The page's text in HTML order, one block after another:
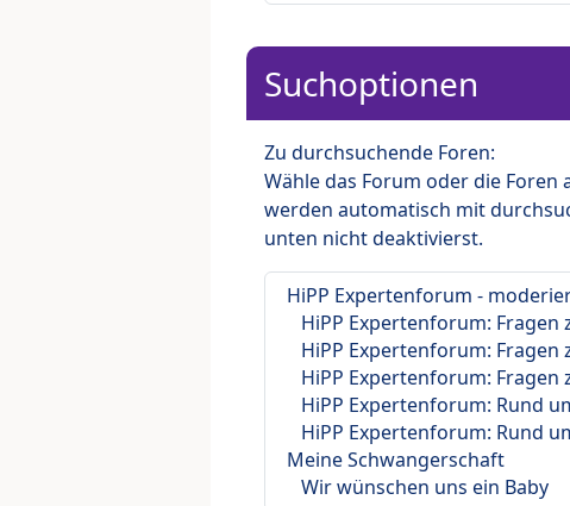
Suchoptionen
Zu durchsuchende Foren:
Wähle das Forum oder die
werden automatisch mit
unten nicht deaktivierst.